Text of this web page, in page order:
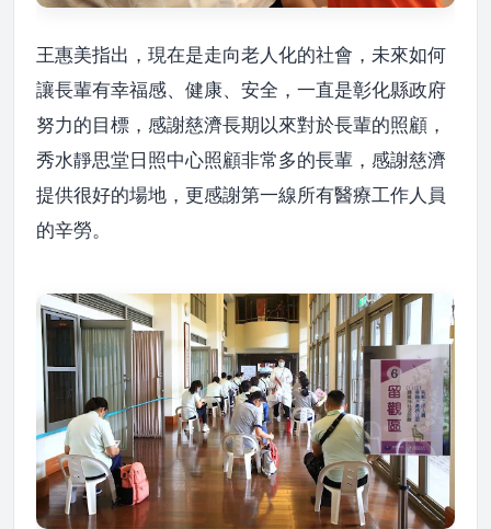
王惠美指出，現在是走向老人化的社會，未來如何
讓長輩有幸福感、健康、安全，一直是彰化縣政府
努力的目標，感謝慈濟長期以來對於長輩的照顧，
秀水靜思堂日照中心照顧非常多的長輩，感謝慈濟
提供很好的場地，更感謝第一線所有醫療工作人員
的辛勞。